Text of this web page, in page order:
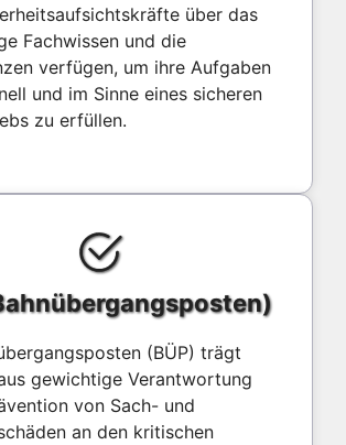
über das
Fachwissen und die
verfügen, um ihre Aufgaben
und im Sinne eines sicheren
zu erfüllen.
(BÜP) trägt
gewichtige Verantwortung
von Sach- und
an den kritischen